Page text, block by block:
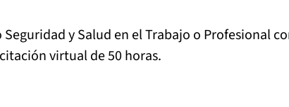
y Salud en el Trabajo o Profesional
virtual de 50 horas.